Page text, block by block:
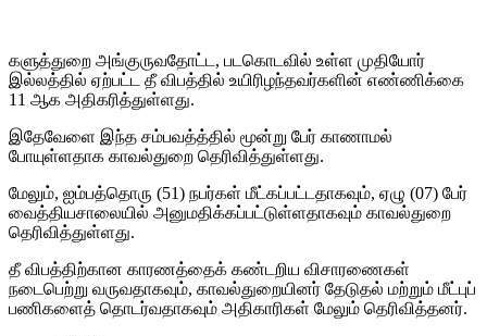
களுத்துறை அங்குருவதோட்ட, படகொடவில் உள்ள முதியோர்
இல்லத்தில் ஏற்பட்ட தீ விபத்தில் உயிரிழந்தவர்களின் எண்ணிக்கை
11 ஆக அதிகரித்துள்ளது.
இதேவேளை இந்த சம்பவத்த்தில் மூன்று பேர் காணாமல்
போயுள்ளதாக காவல்துறை தெரிவித்துள்ளது.
மேலும், ஐம்பத்தொரு (51) நபர்கள் மீட்கப்பட்டதாகவும், ஏழு (07) பேர்
வைத்தியசாலையில் அனுமதிக்கப்பட்டுள்ளதாகவும் காவல்துறை
தெரிவித்துள்ளது.
தீ விபத்திற்கான காரணத்தைக் கண்டறிய விசாரணைகள்
நடைபெற்று வருவதாகவும், காவல்துறையினர் தேடுதல் மற்றும் மீட்புப்
பணிகளைத் தொடர்வதாகவும் அதிகாரிகள் மேலும் தெரிவித்தனர்.